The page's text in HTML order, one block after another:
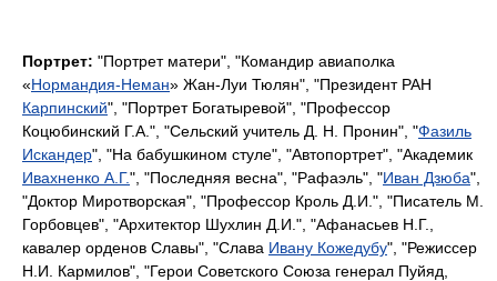
Портрет: "Портрет матери", "Командир авиаполка
«Нормандия-Неман» Жан-Луи Тюлян", "Президент РАН
Карпинский", "Портрет Богатыревой", "Профессор
Коцюбинский Г.А.", "Сельский учитель Д. Н. Пронин", "Фазиль
Искандер", "На бабушкином стуле", "Автопортрет", "Академик
Ивахненко А.Г.", "Последняя весна", "Рафаэль", "Иван Дзюба",
"Доктор Миротворская", "Профессор Кроль Д.И.", "Писатель М.
Горбовцев", "Архитектор Шухлин Д.И.", "Афанасьев Н.Г.,
кавалер орденов Славы", "Слава Ивану Кожедубу", "Режиссер
Н.И. Кармилов", "Герои Советского Союза генерал Пуйяд,